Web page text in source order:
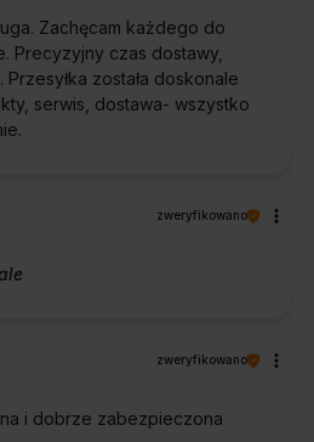
Zachęcam każdego do
Precyzyjny czas dostawy,
została doskonale
serwis, dostawa- wszystko
zweryfikowano
zweryfikowano
i dobrze zabezpieczona